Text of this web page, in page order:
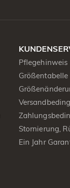
Pflegehinweis
Größentabelle
Stornierung,
Ein Jahr